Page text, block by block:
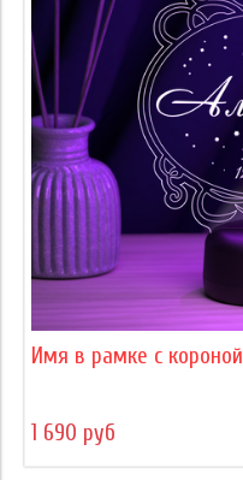
Имя в рамке с короной
1 690 руб